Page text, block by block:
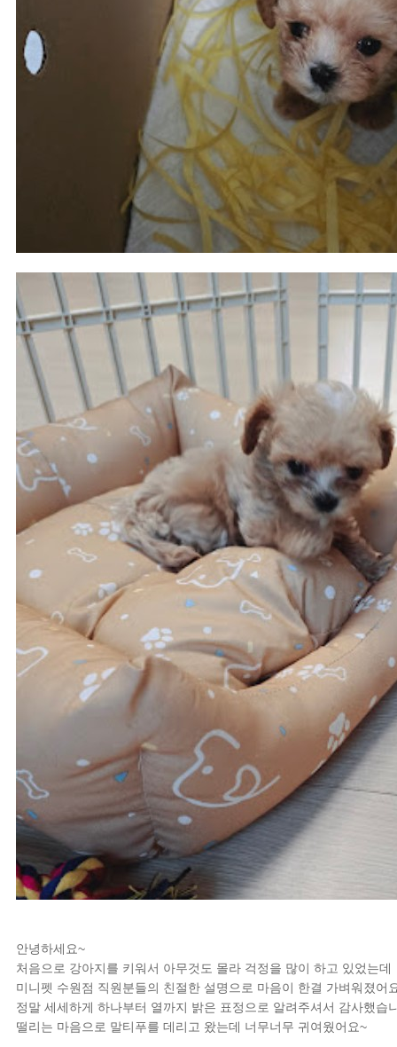
안녕하세요~
처음으로 강아지를 키워서 아무것도 몰라 걱정을 많이 하고 있었는데
미니펫 수원점 직원분들의 친절한 설명으로 마음이 한결 가벼워졌어
정말 세세하게 하나부터 열까지 밝은 표정으로 알려주셔서 감사했습
떨리는 마음으로 말티푸를 데리고 왔는데 너무너무 귀여웠어요~